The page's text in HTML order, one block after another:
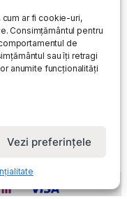
ar fi cookie-uri,
Consimțământul pentru
de
sau îți retragi
anumite funcționalități
Vezi preferințele